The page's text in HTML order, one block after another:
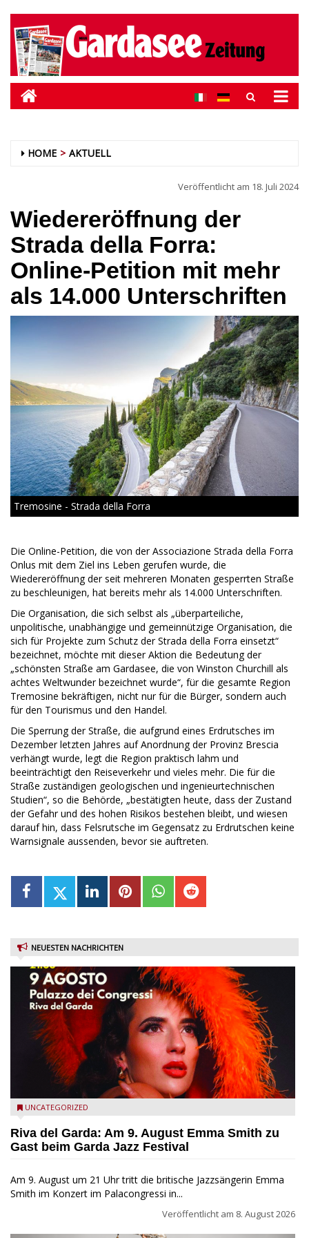
HOME AKTUELL
Veröffentlicht am 18. Juli 2024
Wiedereröffnung der
Strada della Forra:
Online-Petition mit mehr
als 14.000 Unterschriften
Tremosine - Strada della Forra
Die Online-Petition, die von der Associazione Strada della Forra
Onlus mit dem Ziel ins Leben gerufen wurde, die
Wiedereröffnung der seit mehreren Monaten gesperrten Straße
zu beschleunigen, hat bereits mehr als 14.000 Unterschriften.
Die Organisation, die sich selbst als „überparteiliche,
unpolitische, unabhängige und gemeinnützige Organisation, die
sich für Projekte zum Schutz der Strada della Forra einsetzt“
bezeichnet, möchte mit dieser Aktion die Bedeutung der
„schönsten Straße am Gardasee, die von Winston Churchill als
achtes Weltwunder bezeichnet wurde“, für die gesamte Region
Tremosine bekräftigen, nicht nur für die Bürger, sondern auch
für den Tourismus und den Handel.
Die Sperrung der Straße, die aufgrund eines Erdrutsches im
Dezember letzten Jahres auf Anordnung der Provinz Brescia
verhängt wurde, legt die Region praktisch lahm und
beeinträchtigt den Reiseverkehr und vieles mehr. Die für die
Straße zuständigen geologischen und ingenieurtechnischen
Studien“, so die Behörde, „bestätigten heute, dass der Zustand
der Gefahr und des hohen Risikos bestehen bleibt, und wiesen
darauf hin, dass Felsrutsche im Gegensatz zu Erdrutschen keine
Warnsignale aussenden, bevor sie auftreten.
NEUESTEN NACHRICHTEN
Riva del Garda - Emma Smith zu Gast beim Garda Jazz
UNCATEGORIZED
Riva del Garda: Am 9. August Emma Smith zu
Gast beim Garda Jazz Festival
Am 9. August um 21 Uhr tritt die britische Jazzsängerin Emma
Smith im Konzert im Palacongressi in...
Veröffentlicht am 8. August 2026